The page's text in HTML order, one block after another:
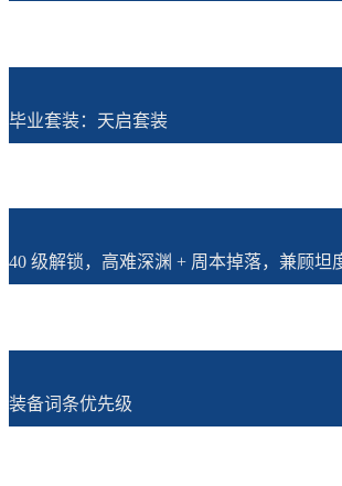
毕业套装：天启套装
40 级解锁，高难深渊 + 周本掉落，兼顾坦
装备词条优先级